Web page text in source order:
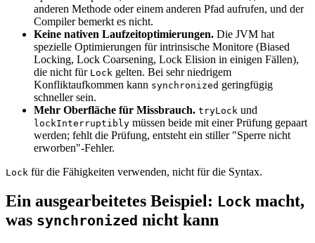
anderen Methode oder einem anderen Pfad aufrufen, und der
Compiler bemerkt es nicht.
Keine nativen Laufzeitoptimierungen. Die JVM hat
spezielle Optimierungen für intrinsische Monitore (Biased
Locking, Lock Coarsening, Lock Elision in einigen Fällen),
die nicht für Lock gelten. Bei sehr niedrigem
Konfliktaufkommen kann synchronized geringfügig
schneller sein.
Mehr Oberfläche für Missbrauch. tryLock und
lockInterruptibly müssen beide mit einer Prüfung gepaart
werden; fehlt die Prüfung, entsteht ein stiller "Sperre nicht
erworben"-Fehler.
Lock für die Fähigkeiten verwenden, nicht für die Syntax.
Ein ausgearbeitetes Beispiel: Lock macht,
was synchronized nicht kann